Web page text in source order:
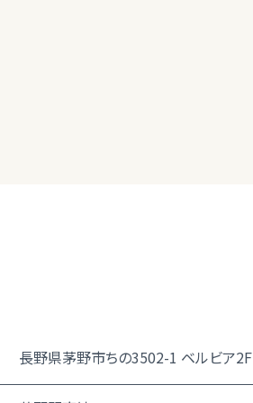
長野県茅野市ちの3502-1 ベルビア2F